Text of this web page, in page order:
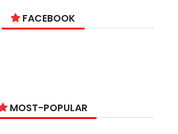
FACEBOOK
MOST-POPULAR